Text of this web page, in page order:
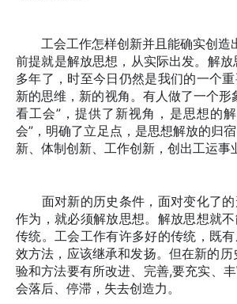
工会工作怎样创新并且能确实创造
前提就是解放思想，从实际出发。解
多年了，时至今日仍然是我们的一个
新的思维，新的视角。有人做了一个形
看工会”，提供了新视角，是思想的
会”，明确了立足点，是思想解放的归
新、体制创新、工作创新，创出工运事
面对新的历史条件，面对变化了的
作为，就必须解放思想。解放思想就
传统。工会工作有许多好的传统，既
效方法，应该继承和发扬。但在新的
验和方法要有所改进、完善,要充实、
会落后、停滞，失去创造力。